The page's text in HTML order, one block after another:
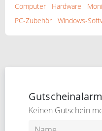
Computer Hardware
PC-Zubehör
Windows-
Gutscheinalarm
Keinen Gutschein